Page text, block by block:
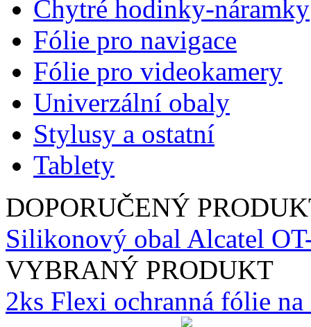
Chytré hodinky-náramky
Fólie pro navigace
Fólie pro videokamery
Univerzální obaly
Stylusy a ostatní
Tablety
DOPORUČENÝ
Silikonový obal Alcatel
VYBRANÝ PRODUKT
2ks Flexi ochranná fólie